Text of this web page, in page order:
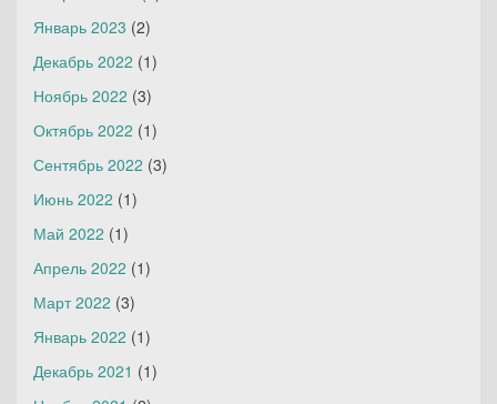
Январь 2023 (2)
Декабрь 2022 (1)
Ноябрь 2022 (3)
Октябрь 2022 (1)
Сентябрь 2022 (3)
Июнь 2022 (1)
Май 2022 (1)
Апрель 2022 (1)
Март 2022 (3)
Январь 2022 (1)
Декабрь 2021 (1)